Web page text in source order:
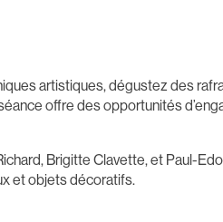
artistiques, dégustez des
offre des opportunités
Brigitte Clavette, et Paul-
et objets décoratifs.